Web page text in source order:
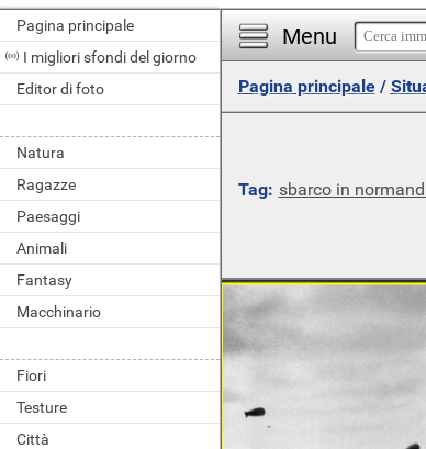
Pagina principale
I migliori sfondi del giorno
Editor di foto
Natura
Ragazze
Paesaggi
Animali
Fantasy
Macchinario
Fiori
Testure
Città
Menu
Pagina principale/
Tag: sbarco in